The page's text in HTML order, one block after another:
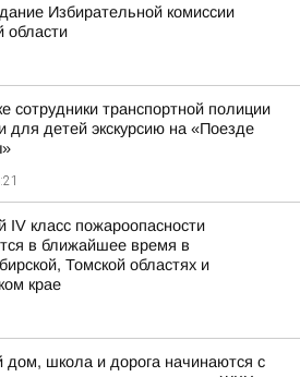
Избирательной комиссии
области
сотрудники транспортной полиции
для детей экскурсию на «Поезде
IV класс пожароопасности
в ближайшее время в
Томской областях и
крае
дом, школа и дорога начинаются с